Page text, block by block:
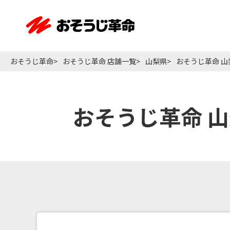
おそうじ革命 おそうじ革命 店舗一覧 山梨県 おそうじ革命
おそうじ革命